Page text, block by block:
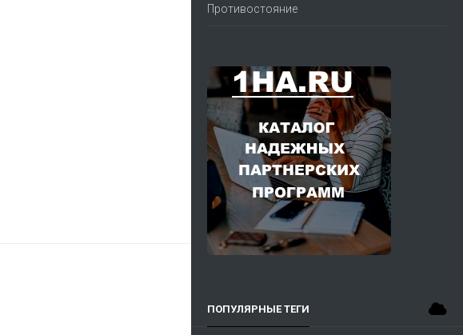
Противостояние
ПОПУЛЯРНЫЕ ТЕГИ